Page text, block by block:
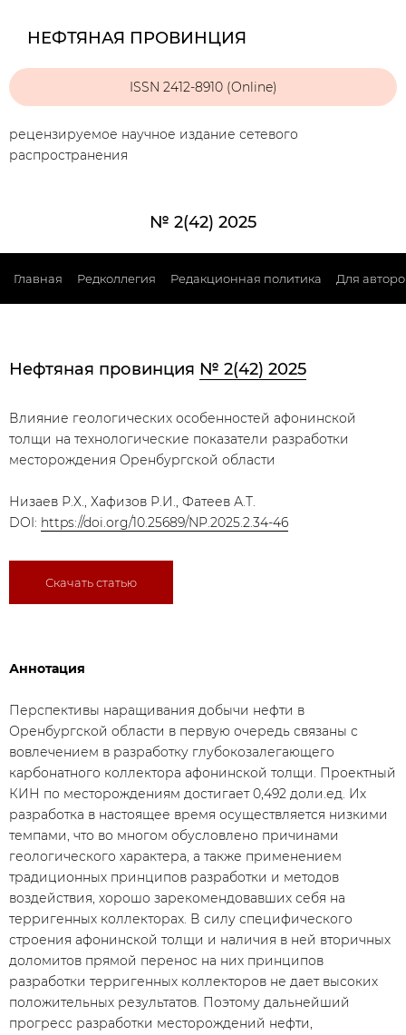
НЕФТЯНАЯ ПРОВИНЦИЯ
ISSN 2412-8910 (Online)
рецензируемое научное издание сетевого
распространения
№ 2(42) 2025
Главная Редколлегия Редакционная политика Для
Нефтяная провинция № 2(42) 2025
Влияние геологических особенностей афонинской
толщи на технологические показатели разработки
месторождения Оренбургской области
Низаев Р.Х., Хафизов Р.И., Фатеев А.Т.
DOI: https://doi.org/10.25689/NP.2025.2.34-46
Скачать статью
Аннотация
Перспективы наращивания добычи нефти в
Оренбургской области в первую очередь связаны с
вовлечением в разработку глубокозалегающего
карбонатного коллектора афонинской толщи. Проектный
КИН по месторождениям достигает 0,492 доли.ед. Их
разработка в настоящее время осуществляется низкими
темпами, что во многом обусловлено причинами
геологического характера, а также применением
традиционных принципов разработки и методов
воздействия, хорошо зарекомендовавших себя на
терригенных коллекторах. В силу специфического
строения афонинской толщи и наличия в ней вторичных
доломитов прямой перенос на них принципов
разработки терригенных коллекторов не дает высоких
положительных результатов. Поэтому дальнейший
прогресс разработки месторождений нефти,